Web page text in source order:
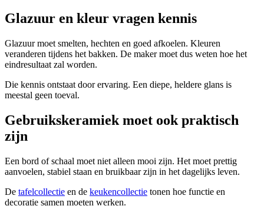
Glazuur en kleur vragen kennis
Glazuur moet smelten, hechten en goed afkoelen. Kleuren
veranderen tijdens het bakken. De maker moet dus weten hoe het
eindresultaat zal worden.
Die kennis ontstaat door ervaring. Een diepe, heldere glans is
meestal geen toeval.
Gebruikskeramiek moet ook praktisch
zijn
Een bord of schaal moet niet alleen mooi zijn. Het moet prettig
aanvoelen, stabiel staan en bruikbaar zijn in het dagelijks leven.
De tafelcollectie en de keukencollectie tonen hoe functie en
decoratie samen moeten werken.